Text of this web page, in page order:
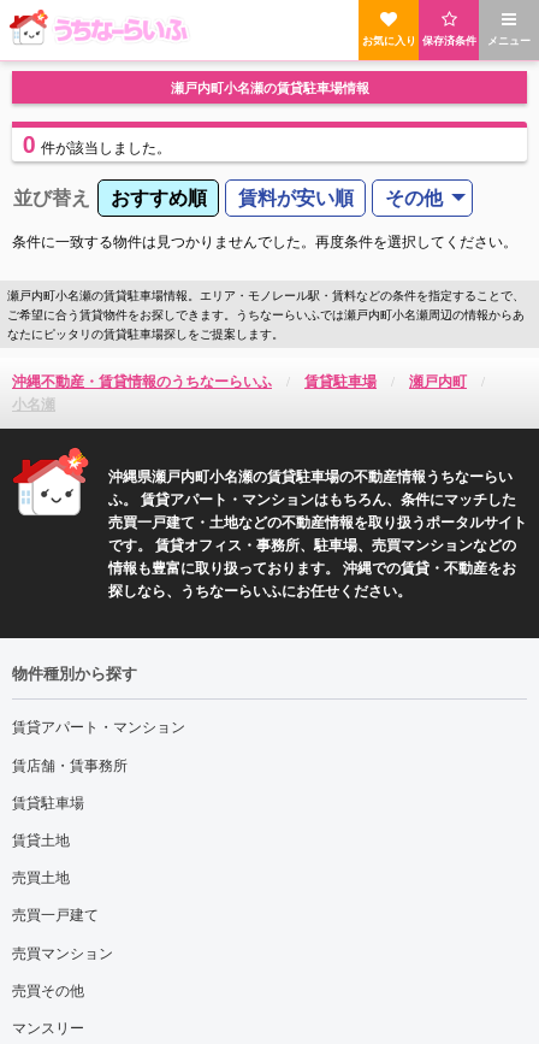
メニュー
保存済条件
お気に入り
瀬戸内町小名瀬の賃貸駐車場情報
0 件が該当しました。
並び替え おすすめ順 賃料が安い順 その他
条件に一致する物件は見つかりませんでした。再度条件を選択してください。
瀬戸内町小名瀬の賃貸駐車場情報。エリア・モノレール駅・賃料などの条件を指定することで、
ご希望に合う賃貸物件をお探しできます。うちなーらいふでは瀬戸内町小名瀬周辺の情報からあ
なたにピッタリの賃貸駐車場探しをご提案します。
沖縄不動産・賃貸情報のうちなーらいふ 賃貸駐車場
瀬戸内町
小名瀬
沖縄県瀬戸内町小名瀬の賃貸駐車場の不動産情報うちなーらい
ふ。 賃貸アパート・マンションはもちろん、条件にマッチした
売買一戸建て・土地などの不動産情報を取り扱うポータルサイト
です。 賃貸オフィス・事務所、駐車場、売買マンションなどの
情報も豊富に取り扱っております。 沖縄での賃貸・不動産をお
探しなら、うちなーらいふにお任せください。
物件種別から探す
賃貸アパート・マンション
賃店舗・賃事務所
賃貸駐車場
賃貸土地
売買土地
売買一戸建て
売買マンション
売買その他
マンスリー